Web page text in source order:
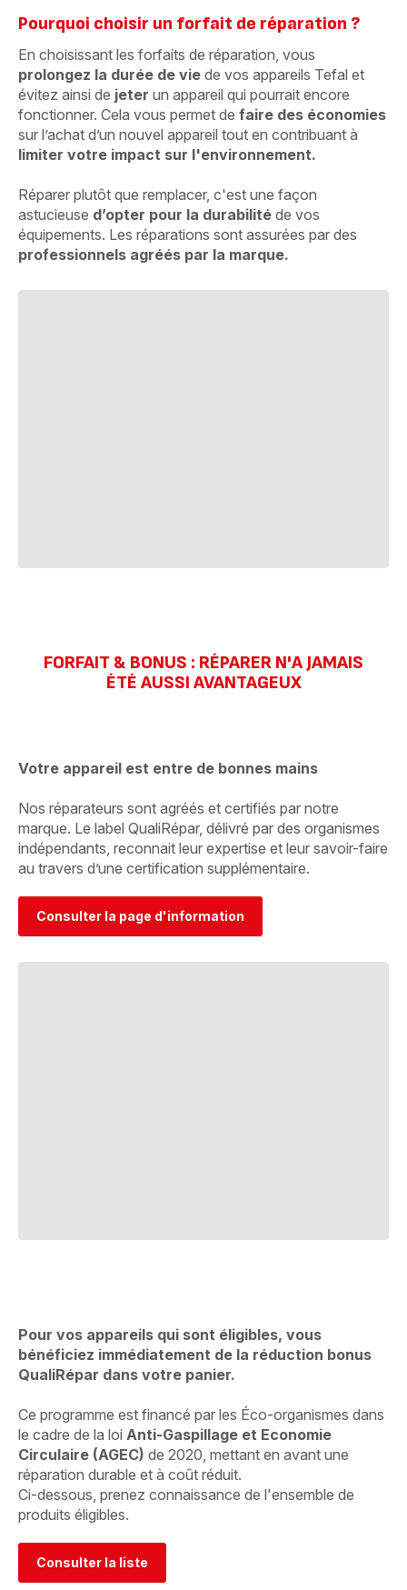
Pourquoi choisir un forfait de réparation ?
En choisissant les forfaits de réparation, vous
prolongez la durée de vie de vos appareils Tefal et
évitez ainsi de jeter un appareil qui pourrait encore
fonctionner. Cela vous permet de faire des économies
sur l’achat d’un nouvel appareil tout en contribuant à
limiter votre impact sur l'environnement.
Réparer plutôt que remplacer, c'est une façon
astucieuse d’opter pour la durabilité de vos
équipements. Les réparations sont assurées par des
professionnels agréés par la marque.
FORFAIT & BONUS : RÉPARER N'A JAMAIS
ÉTÉ AUSSI AVANTAGEUX
Votre appareil est entre de bonnes mains
Nos réparateurs sont agréés et certifiés par notre
marque. Le label QualiRépar, délivré par des organismes
indépendants, reconnait leur expertise et leur savoir-faire
au travers d’une certification supplémentaire.
Consulter la page d'information
Pour vos appareils qui sont éligibles, vous
bénéficiez immédiatement de la réduction bonus
QualiRépar dans votre panier.
Ce programme est financé par les Éco-organismes dans
le cadre de la loi Anti-Gaspillage et Economie
Circulaire (AGEC) de 2020, mettant en avant une
réparation durable et à coût réduit.
Ci-dessous, prenez connaissance de l'ensemble de
produits éligibles.
Consulter la liste